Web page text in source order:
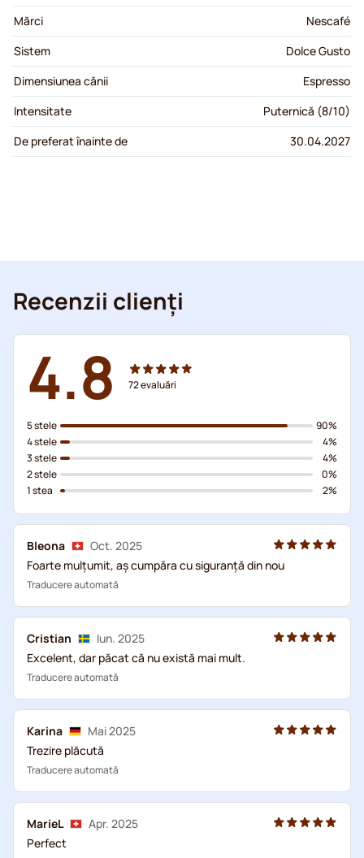
Mărci
Nescafé
Sistem
Dolce Gusto
Dimensiunea cănii
Espresso
Intensitate
Puternică (8/10)
De preferat înainte de
30.04.2027
Recenzii clienți
4.8 72evaluări
5 stele
4 stele
3 stele
2 stele
1 stea
90%
4%
4%
0%
2%
Bleona
Oct. 2025
Foarte mulțumit, aș cumpăra cu siguranță din nou
Traducere automată
Cristian
Iun. 2025
Excelent, dar păcat că nu există mai mult.
Traducere automată
Karina
Mai 2025
Trezire plăcută
Traducere automată
MarieL
Apr. 2025
Perfect